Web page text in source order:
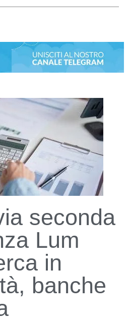
seconda
Lum
in
banche